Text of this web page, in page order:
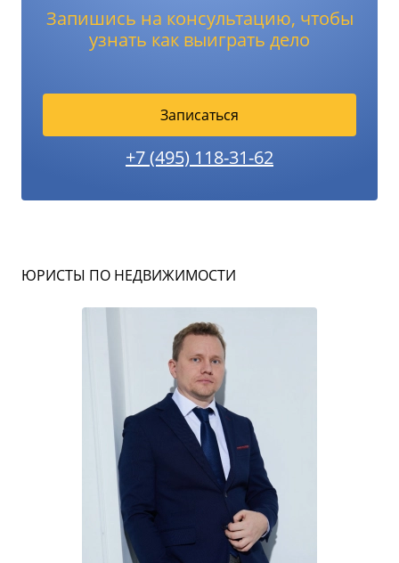
Запишись на консультацию, чтобы
узнать как выиграть дело
Записаться
+7 (495) 118-31-62
ЮРИСТЫ ПО НЕДВИЖИМОСТИ